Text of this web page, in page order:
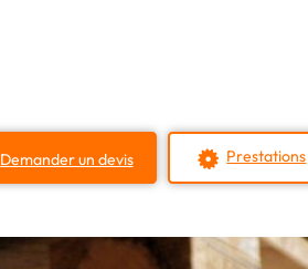
Demander un devis Prestations